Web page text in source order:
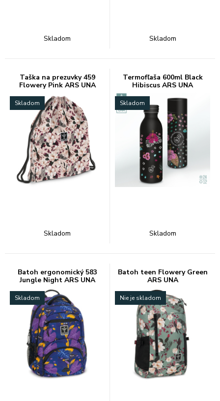
Skladom Skladom
Taška na prezuvky 459
Flowery Pink ARS UNA
Skladom
Skladom
Termofľaša 600ml Black
Hibiscus ARS UNA
Skladom
Skladom
Batoh ergonomický 583
Jungle Night ARS UNA
Skladom
Batoh teen Flowery Green
ARS UNA
Nie je skladom